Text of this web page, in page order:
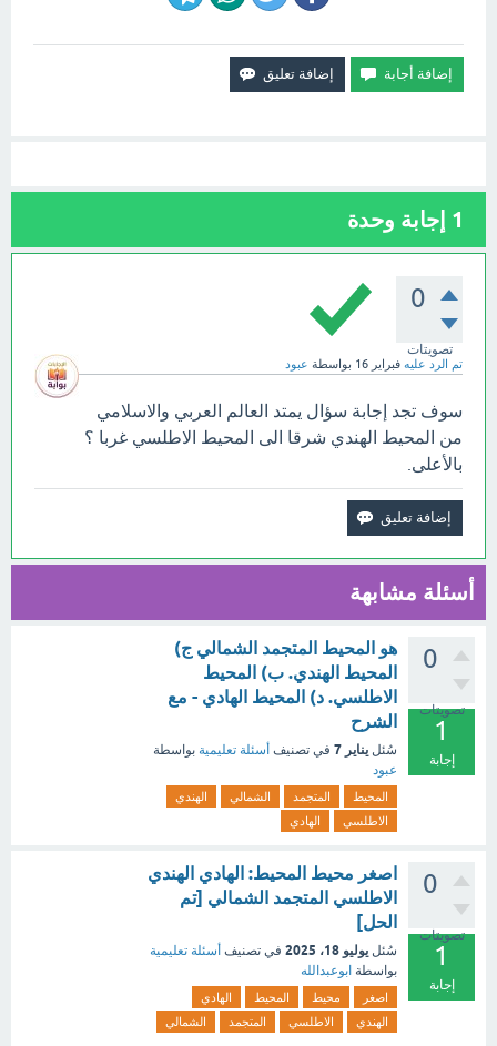
1 إجابة وحدة
0
تصويتات
تم الرد عليه فبراير 16 بواسطة عبود
سوف تجد إجابة سؤال يمتد العالم العربي والاسلامي
من المحيط الهندي شرقا الى المحيط الاطلسي غربا ؟
بالأعلى.
أسئلة مشابهة
0
تصويتات
1
إجابة
هو المحيط المتجمد الشمالي ج)
المحيط الهندي. ب) المحيط
الاطلسي. د) المحيط الهادي - مع
الشرح
سُئل يناير 7 في تصنيف أسئلة تعليمية بواسطة
عبود
المحيط المتجمد الشمالي
الهندي
الاطلسي
الهادي
0
تصويتات
1
إجابة
اصغر محيط المحيط: الهادي الهندي
الاطلسي المتجمد الشمالي [تم
الحل]
سُئل يوليو 18، 2025 في تصنيف أسئلة تعليمية
بواسطة ابوعبدالله
اصغر محيط المحيط
الهادي
الهندي
الاطلسي المتجمد الشمالي